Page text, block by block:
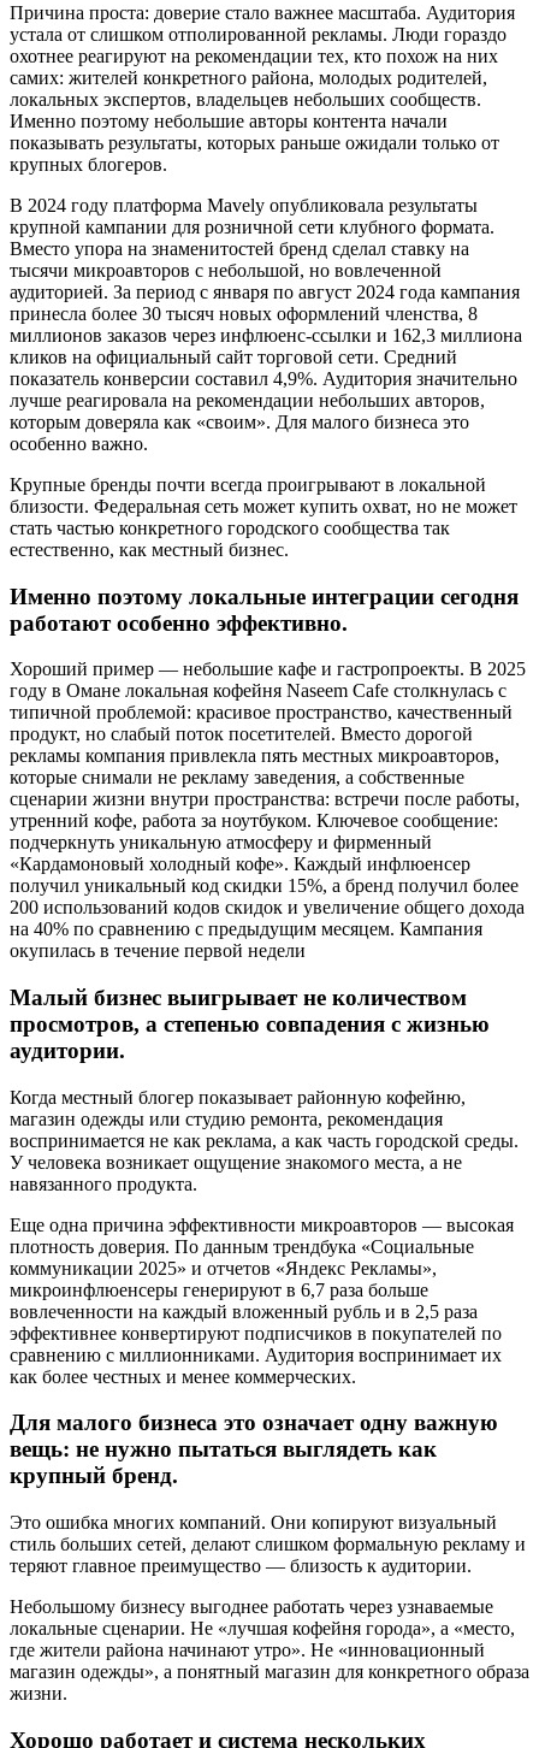
Причина проста: доверие стало важнее масштаба. Аудитория
устала от слишком отполированной рекламы. Люди гораздо
охотнее реагируют на рекомендации тех, кто похож на них
самих: жителей конкретного района, молодых родителей,
локальных экспертов, владельцев небольших сообществ.
Именно поэтому небольшие авторы контента начали
показывать результаты, которых раньше ожидали только от
крупных блогеров.
В 2024 году платформа Mavely опубликовала результаты
крупной кампании для розничной сети клубного формата.
Вместо упора на знаменитостей бренд сделал ставку на
тысячи микроавторов с небольшой, но вовлеченной
аудиторией. За период с января по август 2024 года кампания
принесла более 30 тысяч новых оформлений членства, 8
миллионов заказов через инфлюенс-ссылки и 162,3 миллиона
кликов на официальный сайт торговой сети. Средний
показатель конверсии составил 4,9%. Аудитория значительно
лучше реагировала на рекомендации небольших авторов,
которым доверяла как «своим». Для малого бизнеса это
особенно важно.
Крупные бренды почти всегда проигрывают в локальной
близости. Федеральная сеть может купить охват, но не может
стать частью конкретного городского сообщества так
естественно, как местный бизнес.
Именно поэтому локальные интеграции сегодня
работают особенно эффективно.
Хороший пример — небольшие кафе и гастропроекты. В 2025
году в Омане локальная кофейня Naseem Cafe столкнулась с
типичной проблемой: красивое пространство, качественный
продукт, но слабый поток посетителей. Вместо дорогой
рекламы компания привлекла пять местных микроавторов,
которые снимали не рекламу заведения, а собственные
сценарии жизни внутри пространства: встречи после работы,
утренний кофе, работа за ноутбуком. Ключевое сообщение:
подчеркнуть уникальную атмосферу и фирменный
«Кардамоновый холодный кофе». Каждый инфлюенсер
получил уникальный код скидки 15%, а бренд получил более
200 использований кодов скидок и увеличение общего дохода
на 40% по сравнению с предыдущим месяцем. Кампания
окупилась в течение первой недели
Малый бизнес выигрывает не количеством
просмотров, а степенью совпадения с жизнью
аудитории.
Когда местный блогер показывает районную кофейню,
магазин одежды или студию ремонта, рекомендация
воспринимается не как реклама, а как часть городской среды.
У человека возникает ощущение знакомого места, а не
навязанного продукта.
Еще одна причина эффективности микроавторов — высокая
плотность доверия. По данным трендбука «Социальные
коммуникации 2025» и отчетов «Яндекс Рекламы»,
микроинфлюенсеры генерируют в 6,7 раза больше
вовлеченности на каждый вложенный рубль и в 2,5 раза
эффективнее конвертируют подписчиков в покупателей по
сравнению с миллионниками. Аудитория воспринимает их
как более честных и менее коммерческих.
Для малого бизнеса это означает одну важную
вещь: не нужно пытаться выглядеть как
крупный бренд.
Это ошибка многих компаний. Они копируют визуальный
стиль больших сетей, делают слишком формальную рекламу и
теряют главное преимущество — близость к аудитории.
Небольшому бизнесу выгоднее работать через узнаваемые
локальные сценарии. Не «лучшая кофейня города», а «место,
где жители района начинают утро». Не «инновационный
магазин одежды», а понятный магазин для конкретного образа
жизни.
Хорошо работает и система нескольких